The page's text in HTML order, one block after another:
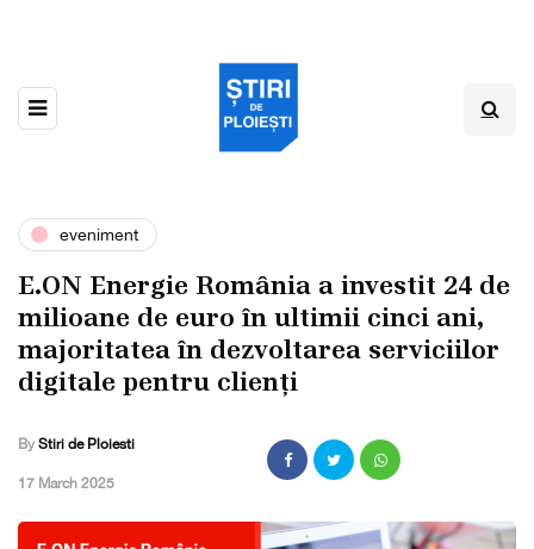
eveniment
E.ON Energie România a investit 24 de
milioane de euro în ultimii cinci ani,
majoritatea în dezvoltarea serviciilor
digitale pentru clienți
By Stiri de Ploiesti
,17 March 2025